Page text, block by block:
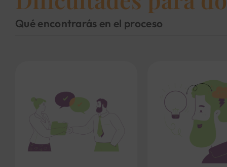
Qué encontrarás en el proceso